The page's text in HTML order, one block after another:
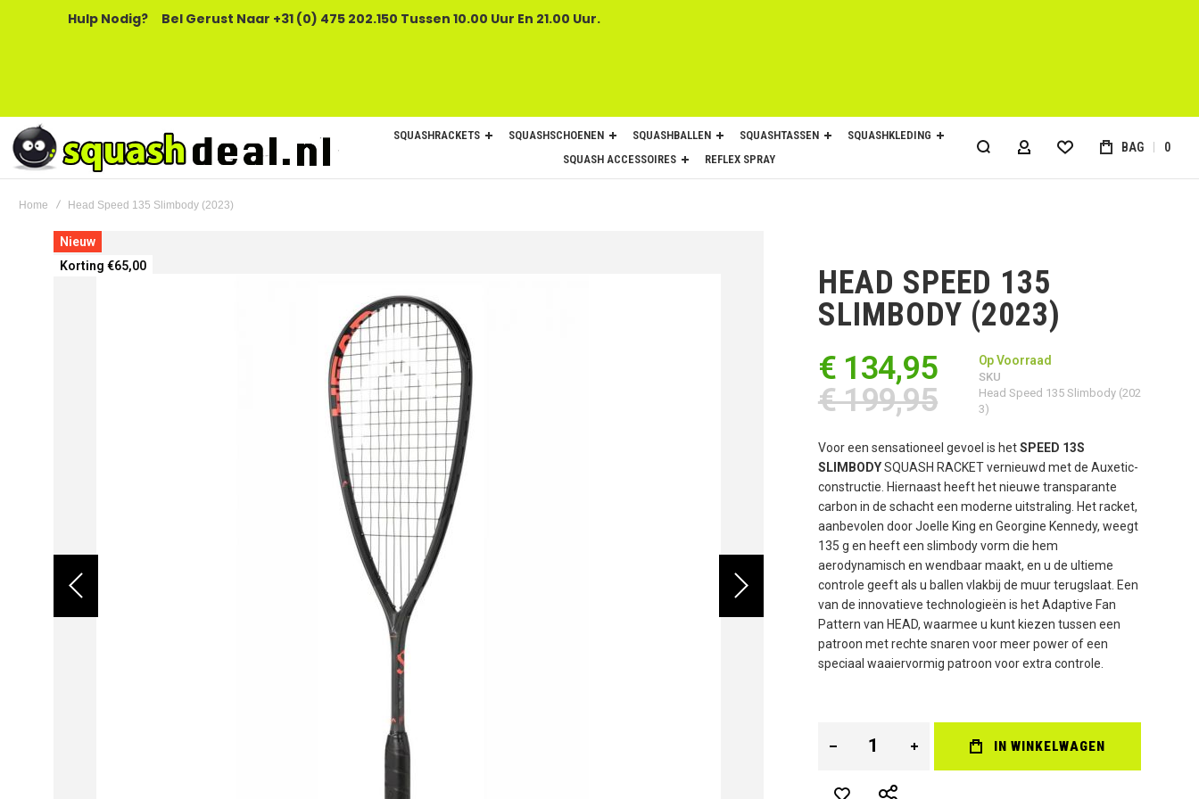
Hulp Nodig? Bel Gerust Naar +31 (0) 475 202.150 Tussen 10.00 Uur En 21.00 Uur.
SQUASHRACKETS SQUASHSCHOENEN SQUASHBALLEN SQUASHTASSEN
SQUASHKLEDING
SQUASH ACCESSOIRES
REFLEX SPRAY ACCOUNT BAG 0
Home Head Speed 135 Slimbody (2023)
Ga
naar
het
Nieuw
Korting €65,00
HEAD SPEED 135
SLIMBODY (2023)
€ 134,95
€ 199,95
Op Voorraad
SKU
Head Speed 135 Slimbody (202
3)
Voor een sensationeel gevoel is hetSPEED 13S
SLIMBODYSQUASH RACKET vernieuwd met de Auxetic-
constructie. Hiernaast heeft het nieuwe transparante
carbon in de schacht een moderne uitstraling. Het racket,
aanbevolen door Joelle King en Georgine Kennedy, weegt
135 g en heeft een slimbody vorm die hem
aerodynamisch en wendbaar maakt, en u de ultieme
controle geeft als u ballen vlakbij de muur terugslaat. Een
van de innovatieve technologieën is het Adaptive Fan
Pattern van HEAD, waarmee u kunt kiezen tussen een
patroon met rechte snaren voor meer power of een
speciaal waaiervormig patroon voor extra controle.
IN WINKELWAGEN